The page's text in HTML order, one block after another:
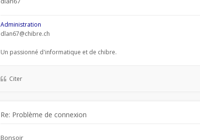
Administration
dlan67@chibre.ch
Un passionné d'informatique et de chibre.
Citer
Re: Problème de connexion
Bonsoir